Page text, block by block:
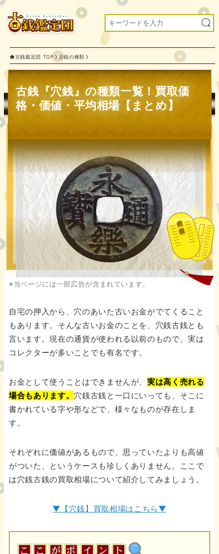
古銭鑑定団 TOP 古銭の種類
古銭『穴銭』の種類一覧！買取価
格・価値・平均相場【まとめ】
古銭の種類
※当ページには一部広告が含まれています。
自宅の押入から、穴のあいた古いお金がでてくること
もあります。そんな古いお金のことを、穴銭古銭とも
言います。現在の通貨が使われる以前のもので、実は
コレクターが多いことでも有名です。
お金として使うことはできませんが、実は高く売れる
場合もあります。 穴銭古銭と一口にいっても、そこに
書かれている字や形などで、様々なものが存在しま
す。
それぞれに価値があるもので、思っていたよりも高値
がついた、というケースも珍しくありません。ここで
は穴銭古銭の買取相場について紹介してみましょう。
▼【穴銭】買取相場はこちら▼